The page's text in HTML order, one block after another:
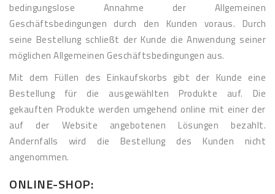
bedingungslose Annahme der Allgemeinen
Geschäftsbedingungen durch den Kunden voraus. Durch
seine Bestellung schließt der Kunde die Anwendung seiner
möglichen Allgemeinen Geschäftsbedingungen aus.
Mit dem Füllen des Einkaufskorbs gibt der Kunde eine
Bestellung für die ausgewählten Produkte auf. Die
gekauften Produkte werden umgehend online mit einer der
auf der Website angebotenen Lösungen bezahlt.
Andernfalls wird die Bestellung des Kunden nicht
angenommen.
ONLINE-SHOP: